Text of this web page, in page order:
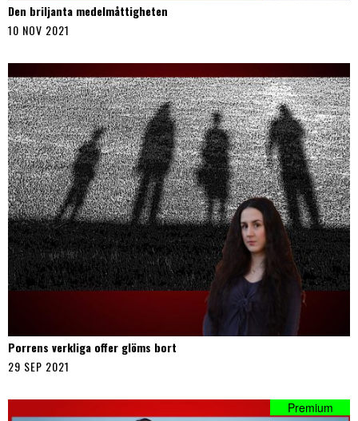
Den briljanta medelmåttigheten
10 NOV 2021
Porrens verkliga offer glöms bort
29 SEP 2021